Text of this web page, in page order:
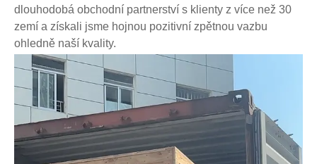
dlouhodobá obchodní partnerství s klienty z více než 30
zemí a získali jsme hojnou pozitivní zpětnou vazbu
ohledně naší kvality.